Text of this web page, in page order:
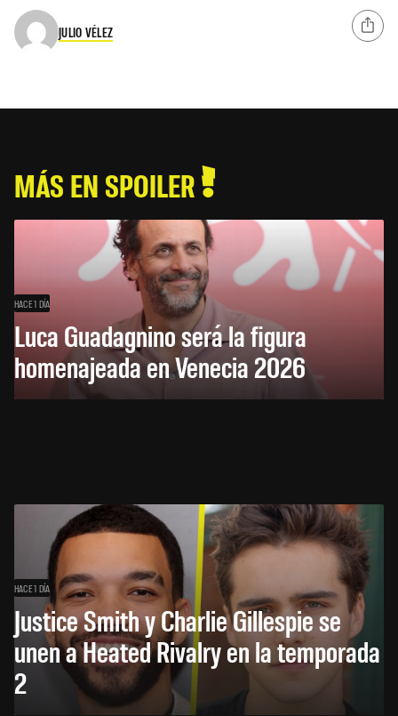
JULIO VÉLEZ
MÁS EN SPOILER
HACE 1 DÍA
Luca Guadagnino será la figura
homenajeada en Venecia 2026
HACE 1 DÍA
Justice Smith y Charlie Gillespie se
unen a Heated Rivalry en la temporada
2